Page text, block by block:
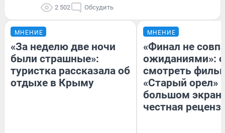
2 502 Обсудить
МНЕНИЕ
«За неделю две ночи
были страшные»:
туристка рассказала об
отдыхе в Крыму
МНЕНИЕ
«Финал не
ожиданиями»:
смотреть
«Старый орел»
большом
честная